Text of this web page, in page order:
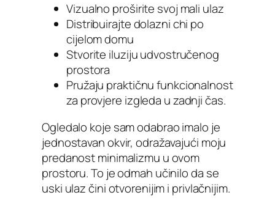
Vizualno proširite svoj mali ulaz
Distribuirajte dolazni chi po
cijelom domu
Stvorite iluziju udvostručenog
prostora
Pružaju praktičnu funkcionalnost
za provjere izgleda u zadnji čas.
Ogledalo koje sam odabrao imalo je
jednostavan okvir, odražavajući moju
predanost minimalizmu u ovom
prostoru. To je odmah učinilo da se
uski ulaz čini otvorenijim i privlačnijim.